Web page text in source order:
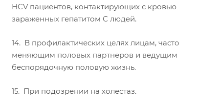
HCV пациентов, контактирующих с кровью
зараженных гепатитом С людей.
14. В профилактических целях лицам, часто
меняющим половых партнеров и ведущим
беспорядочную половую жизнь.
15. При подозрении на холестаз.